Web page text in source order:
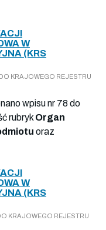
W
(KRS
KRAJOWEGO REJESTRU
wpisu nr 78 do
rubryk Organ
oraz
W
(KRS
KRAJOWEGO REJESTRU